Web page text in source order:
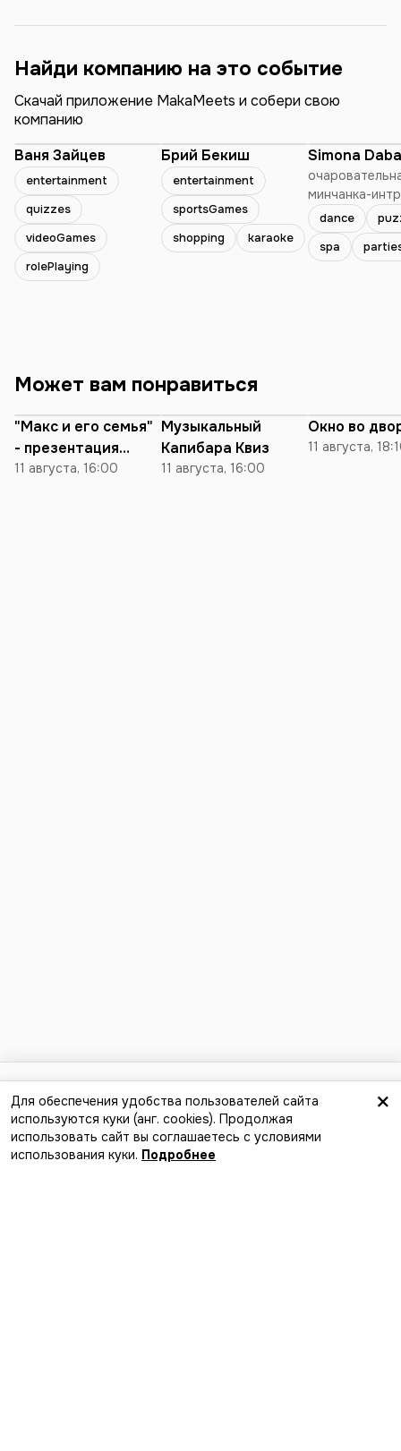
Найти компанию
Найди компанию на это событие
Скачай приложение MakaMeets и собери свою
компанию
Ваня Зайцев
entertainment
quizzes
videoGames
rolePlaying
Брий Бекиш
entertainment
sportsGames
shopping
karaoke
Simona
минчанка-
которая любит
ещё читает
стран, но
the Top💔
dance
spa
Может вам понравиться
"Макс и его семья"
- презентация
книги для детей и
11 августа, 16:00
Музыкальный
Капибара Квиз
11 августа, 16:00
Окно во
11 августа,
Лучший способ найти события,
×
Для обеспечения удобства пользователей сайта
используются куки (анг. сookies). Продолжая
использовать сайт вы соглашаетесь с условиями
использования куки. Подробнее